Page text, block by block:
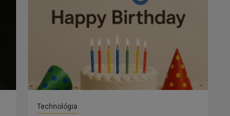
Technológia